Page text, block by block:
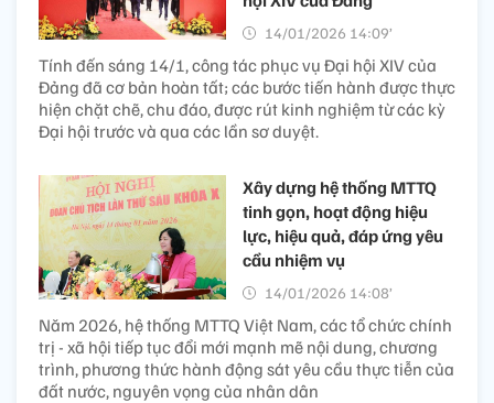
14/01/2026 14:09’
Tính đến sáng 14/1, công tác phục vụ Đại hội XIV của
Đảng đã cơ bản hoàn tất; các bước tiến hành được thực
hiện chặt chẽ, chu đáo, được rút kinh nghiệm từ các kỳ
Đại hội trước và qua các lần sơ duyệt.
Xây dựng hệ thống MTTQ
tinh gọn, hoạt động hiệu
lực, hiệu quả, đáp ứng yêu
cầu nhiệm vụ
14/01/2026 14:08’
Năm 2026, hệ thống MTTQ Việt Nam, các tổ chức chính
trị - xã hội tiếp tục đổi mới mạnh mẽ nội dung, chương
trình, phương thức hành động sát yêu cầu thực tiễn của
đất nước, nguyên vọng của nhân dân